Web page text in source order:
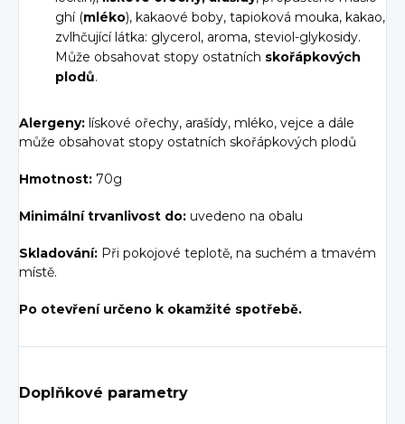
ghí (mléko), kakaové boby, tapioková mouka, kakao,
zvlhčující látka: glycerol, aroma, steviol-glykosidy.
Může obsahovat stopy ostatních skořápkových
plodů.
Alergeny: lískové ořechy, arašídy, mléko, vejce a dále
může obsahovat stopy ostatních skořápkových plodů
Hmotnost: 70g
Minimální trvanlivost do: uvedeno na obalu
Skladování: Při pokojové teplotě, na suchém a tmavém
místě.
Po otevření určeno k okamžité spotřebě.
Doplňkové parametry